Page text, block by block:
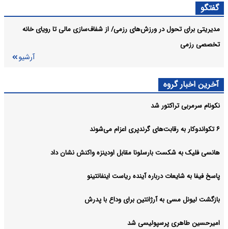
گفتگو
مدیریتی برای تحول در ورزش‌های رزمی/ از شفاف‌سازی مالی تا رویای خانه
تخصصی رزمی
آرشیو
آخرین اخبار گروه
نکونام سرمربی تراکتور شد
۶ تکواندوکار به رقابت‌های گرندپری اعزام می‌شوند
هانسی فلیک به شکست بارسلونا مقابل اودینزه واکنش نشان داد
پاسخ فیفا به شایعات درباره آینده ریاست اینفانتینو
بازگشت لیونل مسی به آرژانتین برای وداع با پدرش
امیرحسین طاهری پرسپولیسی شد